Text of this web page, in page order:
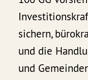
sichern,
und die
und